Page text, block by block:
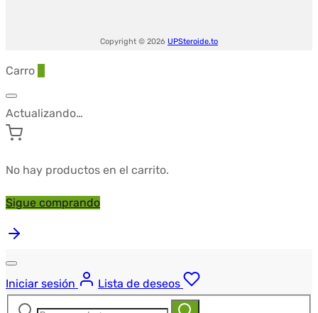
Copyright © 2026 UPSteroide.to
Carro
Actualizando…
No hay productos en el carrito.
Sigue comprando
Iniciar sesión
Lista de deseos
Buscar:
Buscar